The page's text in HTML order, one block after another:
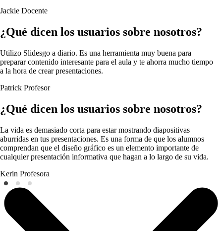
Jackie Docente
¿Qué dicen los usuarios sobre nosotros?
Utilizo Slidesgo a diario. Es una herramienta muy buena para
preparar contenido interesante para el aula y te ahorra mucho tiempo
a la hora de crear presentaciones.
Patrick Profesor
¿Qué dicen los usuarios sobre nosotros?
La vida es demasiado corta para estar mostrando diapositivas
aburridas en tus presentaciones. Es una forma de que los alumnos
comprendan que el diseño gráfico es un elemento importante de
cualquier presentación informativa que hagan a lo largo de su vida.
Kerin Profesora